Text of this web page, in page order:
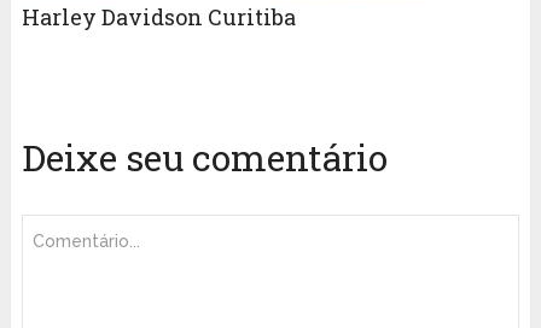
Harley Davidson Curitiba
Deixe seu comentário